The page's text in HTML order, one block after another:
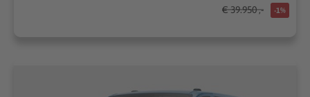
€ 39.950 ,- -1%